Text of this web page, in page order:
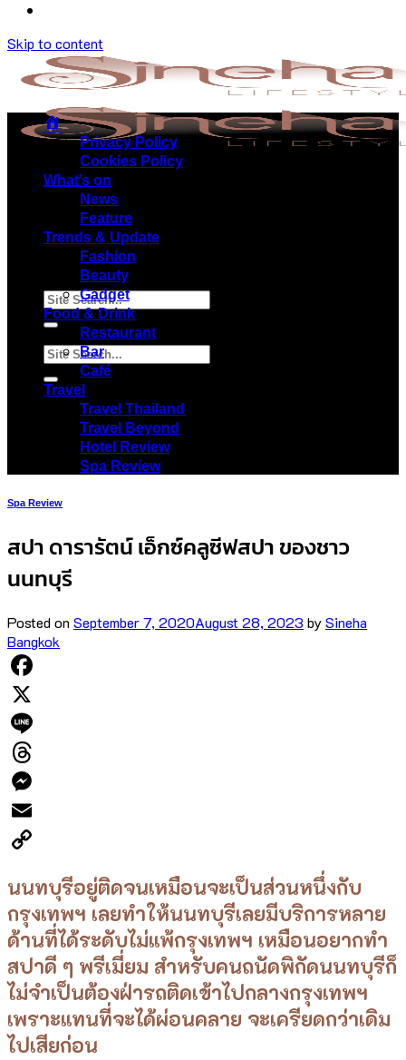
Skip to content
Menu
Privacy Policy
Cookies Policy
What’s on
News
Feature
Trends & Update
Fashion
Beauty
Gadget
Food & Drink
Restaurant
Bar
Café
Travel
Travel Thailand
Travel Beyond
Hotel Review
Spa Review
Spa Review
สปา ดารารัตน์ เอ็กซ์คลูซีฟสปา ของชาว
นนทบุรี
Posted on September 7, 2020August 28, 2023 bySineha
Bangkok
Facebook
X
Line
Threads
Messenger
Email
Link
นนทบุรีอยู่ติดจนเหมือนจะเป็นส่วนหนึ่งกับ
กรุงเทพฯ เลยทำให้นนทบุรีเลยมีบริการหลาย
ด้านที่ได้ระดับไม่แพ้กรุงเทพฯ เหมือนอยากทำ
สปาดี ๆ พรีเมี่ยม สำหรับคนถนัดพิกัดนนทบุรีก็
ไม่จำเป็นต้องฝ่ารถติดเข้าไปกลางกรุงเทพฯ
เพราะแทนที่จะได้ผ่อนคลาย จะเครียดกว่าเดิม
ไปเสียก่อน